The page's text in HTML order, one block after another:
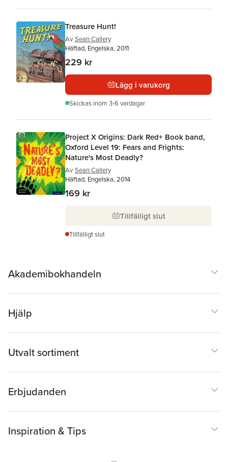
Treasure Hunt!
Av Sean Callery
Häftad, Engelska, 2011
229 kr
Lägg i varukorg
Skickas inom 3-6 vardagar
Project X Origins: Dark Red+ Book band,
Oxford Level 19: Fears and Frights:
Nature's Most Deadly?
Av Sean Callery
Häftad, Engelska, 2014
169 kr
Tillfälligt slut
Tillfälligt slut
Akademibokhandeln
Hjälp
Utvalt sortiment
Erbjudanden
Inspiration & Tips